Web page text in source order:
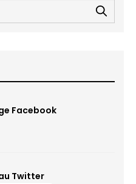
Facebook
Twitter